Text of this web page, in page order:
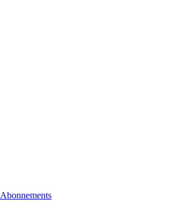
Abonnements